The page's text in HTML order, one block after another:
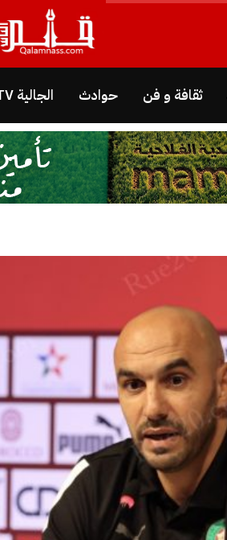
ثقافة و فن حوادث الجالية TV